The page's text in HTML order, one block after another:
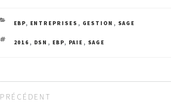
CATEGORIES
EBP, ENTREPRISES , GESTION , SAGE
TAGS
2016 , DSN , EBP, PAIE , SAGE
Navigation
Article
PRÉCÉDENT